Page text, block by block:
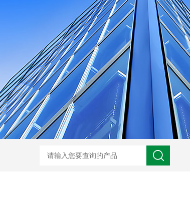
防爆磁力启动器批发价 BXK-户外防爆仪表箱